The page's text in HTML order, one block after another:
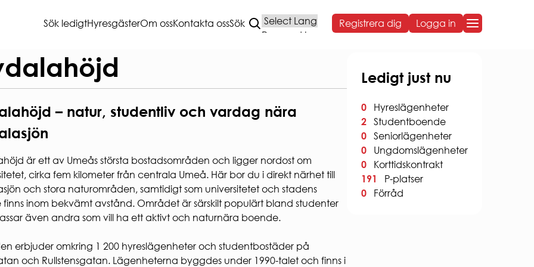
Sök ledigtHyresgästerOm ossKontakta ossSök
Powered by
Registrera dig Logga in
BOENDE
& TV
OCH KÄLLSORTERING
av el- och hybridbil
HEMMAFINT
ANDRAHANDSUTHYRNING
BLANKETTER
AKTIVA ENKÄTER OCH
UNDERSÖKNINGAR
OM BOSTADEN
Styrelse och organisation
Sammanträdestider
Bostadens koncernbidrag
Års- och hållbarhetsredovisningar
Sponsring
Broschyrer
Behandling av personuppgifter
Ekonomisk hållbarhet
– natur, studentliv och vardag nära
är ett av Umeås största bostadsområden och ligger nordost om
cirka fem kilometer från centrala Umeå. Här bor du i direkt närhet till
och stora naturområden, samtidigt som universitetet och stadens
finns inom bekvämt avstånd. Området är särskilt populärt bland studenter
även andra som vill ha ett aktivt och naturnära boende.
erbjuder omkring 1 200 hyreslägenheter och studentbostäder på
och Rullstensgatan. Lägenheterna byggdes under 1990-talet och finns i
Ledigt just nu
0
Hyreslägenheter
2 Studentboende
0 Seniorlägenheter
0
Ungdomslägenheter
0
Korttidskontrakt
191
P-platser
0
Förråd